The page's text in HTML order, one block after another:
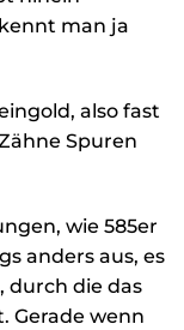
man ja
also fast
Spuren
wie 585er
anders aus, es
durch die das
Gerade wenn